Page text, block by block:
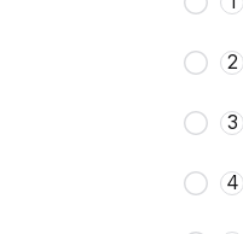
2
3
4